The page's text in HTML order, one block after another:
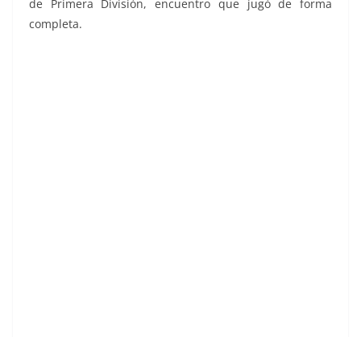
de Primera División, encuentro que jugó de forma
completa.